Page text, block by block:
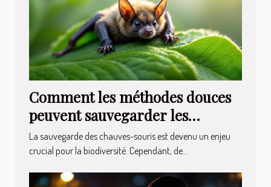
Comment les méthodes douces
peuvent sauvegarder les
chauves-souris ?
La sauvegarde des chauves-souris est devenu un enjeu
crucial pour la biodiversité. Cependant, de...